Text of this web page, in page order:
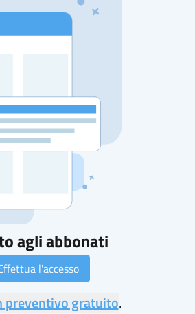
agli abbonati
l'accesso
preventivo gratuito.